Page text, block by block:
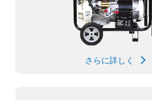
さらに詳しく